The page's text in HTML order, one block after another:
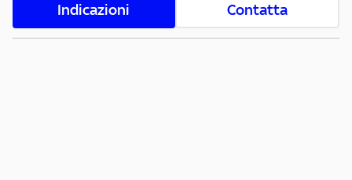
Indicazioni Contatta